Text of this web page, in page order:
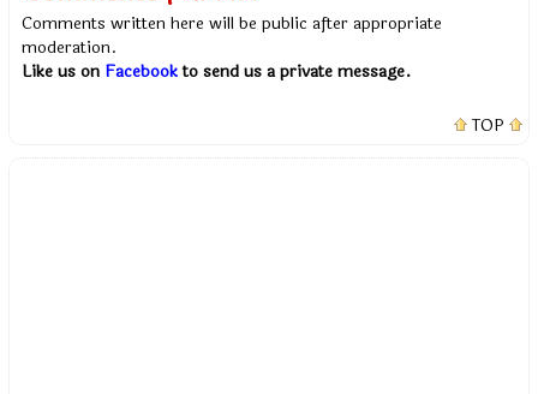
Comments written here will be public after appropriate
moderation.
Like us on Facebookto send us a private message.
TOP